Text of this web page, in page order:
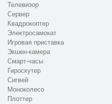
Телевизор
Сервер
Квадрокоптер
Электросамокат
Игровая приставка
Экшен-камера
Смарт-часы
Гироскутер
Сигвей
Моноколесо
Плоттер